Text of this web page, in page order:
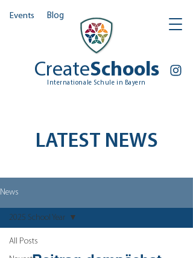
Events Blog
CreateSchools
Internationale Schule in Bayern
LATEST NEWS
News
All Posts
2025 School Year